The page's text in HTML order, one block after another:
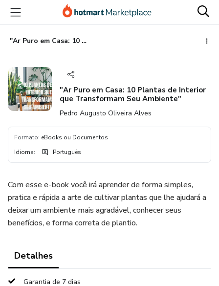
para
conteúdo
principal
para
pagamento
para
rodapé
"Ar Puro em Casa: 10 Plantas de Interior que Transformam Seu Ambiente"
"Ar Puro em Casa: 10 Plantas de Interior
que Transformam Seu Ambiente"
Pedro Augusto Oliveira Alves
Formato: eBooks ou Documentos
Idioma: Português
Com esse e-book você irá aprender de forma simples,
pratica e rápida a arte de cultivar plantas que lhe ajudará a
deixar um ambiente mais agradável, conhecer seus
benefícios, e forma correta de plantio.
Detalhes
Garantia de 7 dias